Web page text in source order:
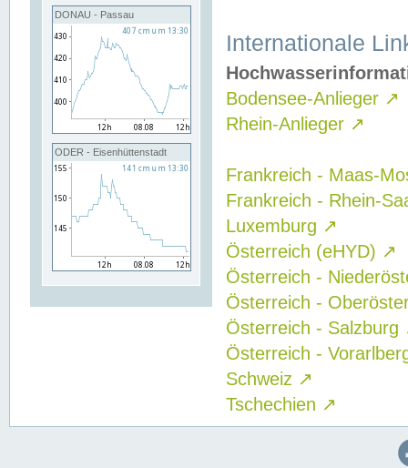
DONAU - Passau
ODER - Eisenhüttenstadt
Internationale
Bodensee-Anlieger ↗
Rhein-Anlieger ↗
Frankreich - Maas-
Frankreich - Rhein-
Luxemburg ↗
Österreich (eHYD) ↗
Österreich -
Österreich -
Österreich - Salzburg
Österreich -
Schweiz ↗
Tschechien ↗